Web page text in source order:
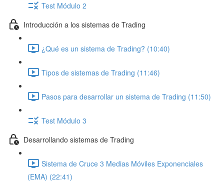
Test Módulo 2
Introducción a los sistemas de Trading
¿Qué es un sistema de Trading? (10:40)
Tipos de sistemas de Trading (11:46)
Pasos para desarrollar un sistema de Trading (11:50)
Test Módulo 3
Desarrollando sistemas de Trading
Sistema de Cruce 3 Medias Móviles Exponenciales
(EMA) (22:41)